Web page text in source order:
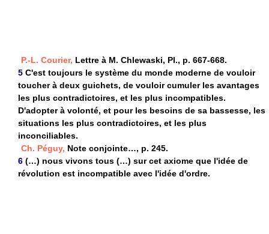
P.-L. Courier, Lettre à M. Chlewaski, Pl., p. 667-668.
5 C'est toujours le système du monde moderne de vouloir
toucher à deux guichets, de vouloir cumuler les avantages
les plus contradictoires, et les plus incompatibles.
D'adopter à volonté, et pour les besoins de sa bassesse, les
situations les plus contradictoires, et les plus
inconciliables.
Ch. Péguy, Note conjointe…, p. 245.
6 (…) nous vivons tous (…) sur cet axiome que l'idée de
révolution est incompatible avec l'idée d'ordre.